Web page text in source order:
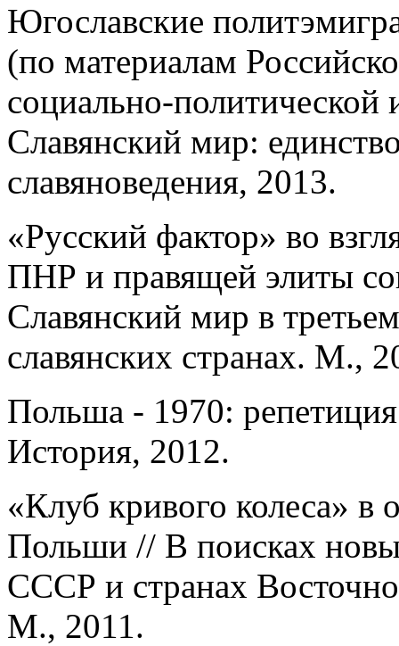
Югославские
(по материалам
социально-политической
Славянский мир:
славяноведения, 2013.
«Русский фактор» во
ПНР и правящей элиты
Славянский мир в
славянских странах. М.,
Польша - 1970:
История, 2012.
«Клуб кривого колеса» в
Польши // В поисках
СССР и странах
М., 2011.